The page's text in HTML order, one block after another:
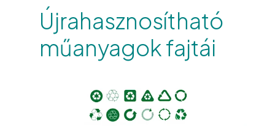
Fenntarthatóság
Újrahasznosítható
műanyagok fajtái